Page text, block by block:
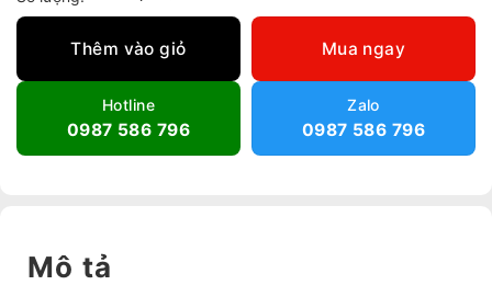
Thêm vào giỏ Mua ngay
Hotline
0987 586 796
Zalo
0987 586 796
Mô tả